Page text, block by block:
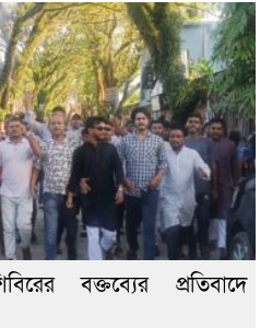
বক্তব্যের প্রতিবাদে